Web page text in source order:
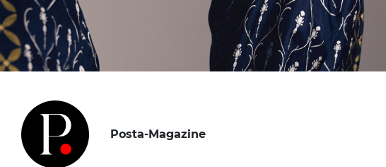
Posta-Magazine